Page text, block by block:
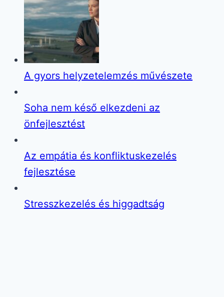
A gyors helyzetelemzés művészete
Soha nem késő elkezdeni az
önfejlesztést
Az empátia és konfliktuskezelés
fejlesztése
Stresszkezelés és higgadtság